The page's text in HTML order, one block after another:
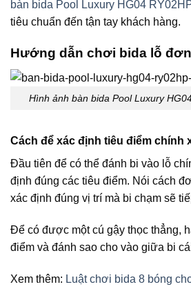
bàn bida Pool Luxury HG04
tiêu chuẩn đến tận tay khách hàng.
Hướng dẫn chơi bida lỗ
Hình ảnh bàn bida Pool Luxury
Cách để xác định tiêu điểm chính
Đầu tiên để có thể đánh bi vào lỗ
định đúng các tiêu điểm. Nói cách
xác định đúng vị trí mà bi chạm sẽ
Để có được một cú gậy thọc thẳng,
điểm và đánh sao cho vào giữa bi
Xem thêm: Luật chơi bida 8 bóng